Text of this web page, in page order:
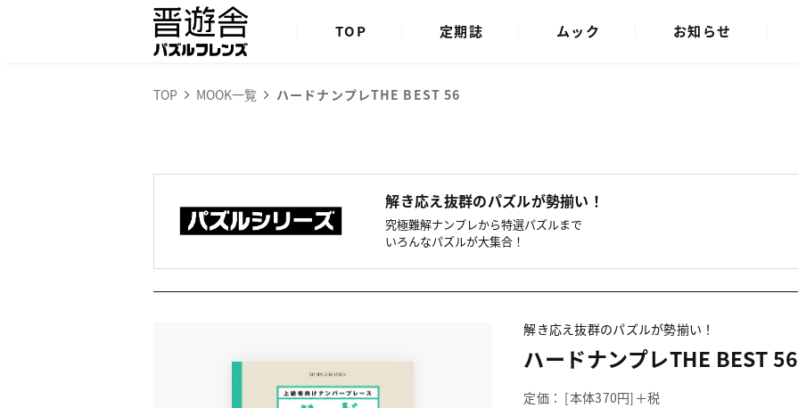
TOP 定期誌 ムック お知らせ
TOP MOOK一覧 ハードナンプレTHE BEST 56
解き応え抜群のパズルが勢揃い！
究極難解ナンプレから特選パズルまで
いろんなパズルが大集合！
解き応え抜群のパズルが勢揃い！
ハードナンプレTHE BEST 56
定価： [本体370円]＋税